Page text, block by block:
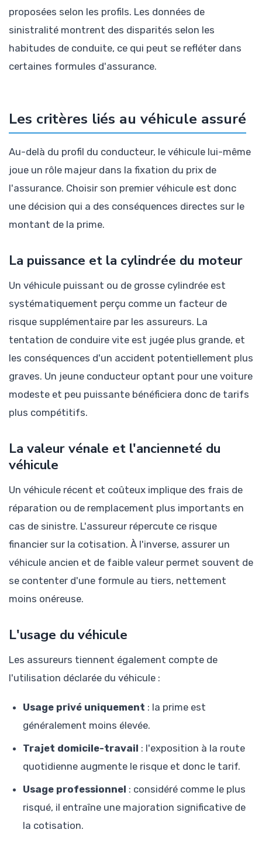
proposées selon les profils. Les données de
sinistralité montrent des disparités selon les
habitudes de conduite, ce qui peut se refléter dans
certaines formules d'assurance.
Les critères liés au véhicule assuré
Au-delà du profil du conducteur, le véhicule lui-même
joue un rôle majeur dans la fixation du prix de
l'assurance. Choisir son premier véhicule est donc
une décision qui a des conséquences directes sur le
montant de la prime.
La puissance et la cylindrée du moteur
Un véhicule puissant ou de grosse cylindrée est
systématiquement perçu comme un facteur de
risque supplémentaire par les assureurs. La
tentation de conduire vite est jugée plus grande, et
les conséquences d'un accident potentiellement plus
graves. Un jeune conducteur optant pour une voiture
modeste et peu puissante bénéficiera donc de tarifs
plus compétitifs.
La valeur vénale et l'ancienneté du
véhicule
Un véhicule récent et coûteux implique des frais de
réparation ou de remplacement plus importants en
cas de sinistre. L'assureur répercute ce risque
financier sur la cotisation. À l'inverse, assurer un
véhicule ancien et de faible valeur permet souvent de
se contenter d'une formule au tiers, nettement
moins onéreuse.
L'usage du véhicule
Les assureurs tiennent également compte de
l'utilisation déclarée du véhicule :
Usage privé uniquement : la prime est
généralement moins élevée.
Trajet domicile-travail : l'exposition à la route
quotidienne augmente le risque et donc le tarif.
Usage professionnel : considéré comme le plus
risqué, il entraîne une majoration significative de
la cotisation.